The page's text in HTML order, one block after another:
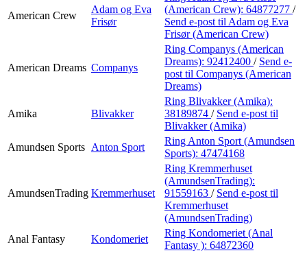
American Crew
Adam og Eva
Frisør
(American Crew): 64877277 /
Send e-post til Adam og Eva
Frisør (American Crew)
American Dreams Companys
Ring Companys (American
Dreams): 92412400 / Send e-
post til Companys (American
Dreams)
Amika Blivakker
Ring Blivakker (Amika):
38189874 / Send e-post til
Blivakker (Amika)
Amundsen Sports Anton Sport
Ring Anton Sport (Amundsen
Sports): 47474168
AmundsenTrading Kremmerhuset
Ring Kremmerhuset
(AmundsenTrading):
91559163 / Send e-post til
Kremmerhuset
(AmundsenTrading)
Anal Fantasy
Kondomeriet
Ring Kondomeriet (Anal
Fantasy ): 64872360